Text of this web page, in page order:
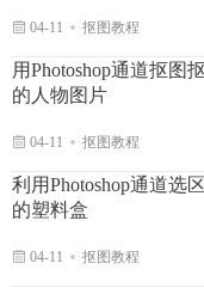
04-11 抠图教程
用Photoshop通道抠图
的人物图片
04-11 抠图教程
利用Photoshop通道选
的塑料盒
04-11 抠图教程